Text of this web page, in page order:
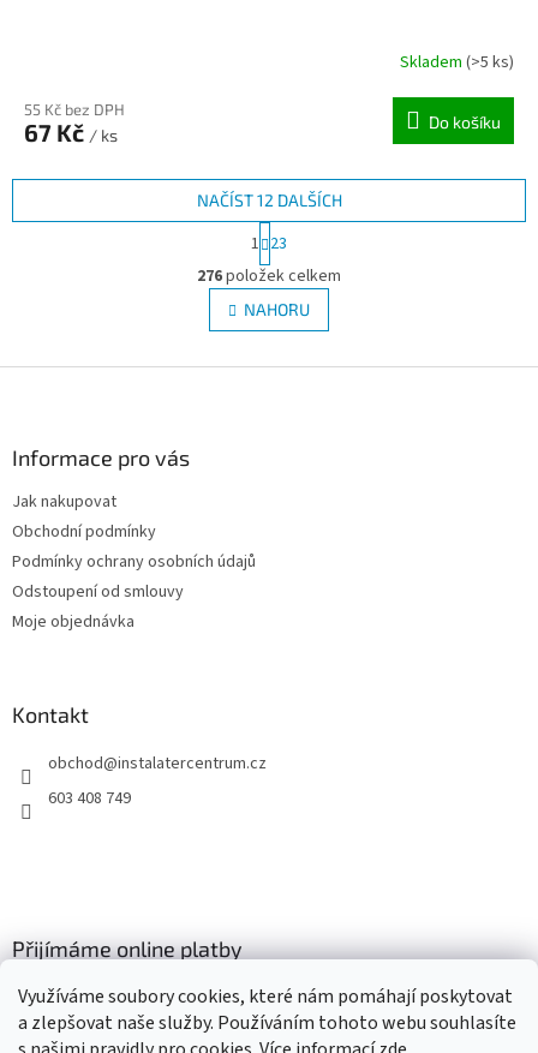
Využíváme soubory cookies, které nám pomáhají poskytovat
a zlepšovat naše služby. Používáním tohoto webu souhlasíte
Skladem (>5 ks)
55 Kč bez DPH
67 Kč / ks
Do košíku
O
v
l
á
NAČÍST 12 DALŠÍCH
S
t
r
á
n
k
v
1 23
276položek celkem
NAHORU
Informace pro vás
Jak nakupovat
Obchodní podmínky
Podmínky ochrany osobních údajů
Odstoupení od smlouvy
Moje objednávka
Kontakt
obchod@instalatercentrum.cz
603 408 749
Přijímáme online platby